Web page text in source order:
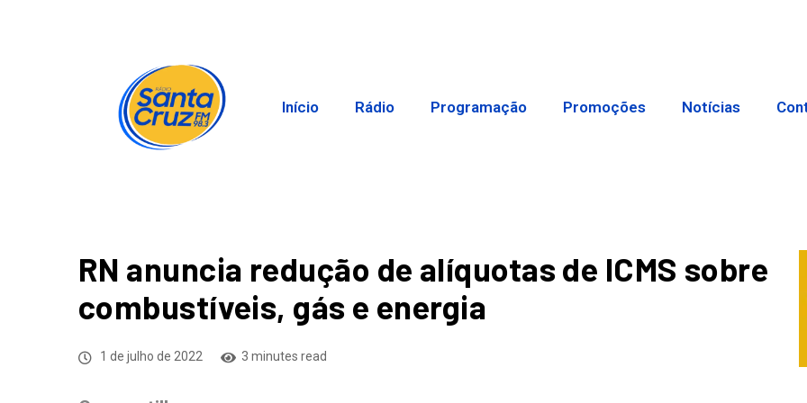
Início Rádio Programação Promoções Notícias
RN anuncia redução de alíquotas de ICMS sobre
combustíveis, gás e energia
1 de julho de 2022 3 minutes read